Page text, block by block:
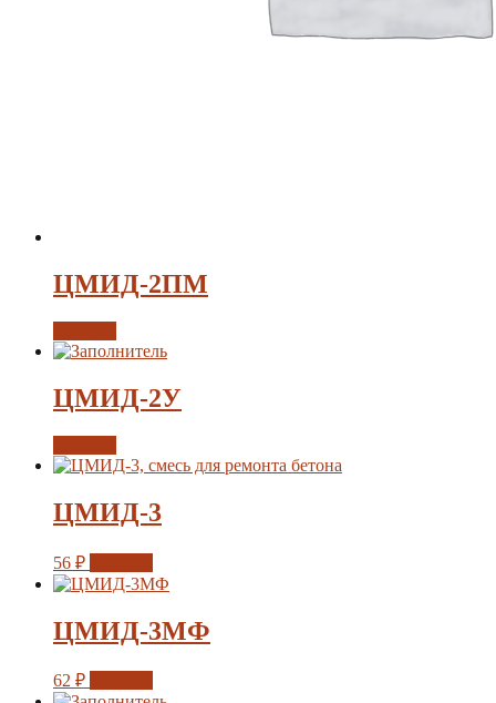
ЦМИД-2ПМ
ЦМИД-2У
ЦМИД-3
56 ₽
ЦМИД-3МФ
62 ₽